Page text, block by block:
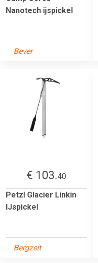
Nanotech ijspickel
Bever
€ 103.40
Petzl Glacier Linkin
IJspickel
Bergzeit